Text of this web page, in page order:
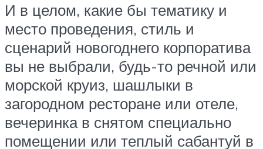
И в целом, какие бы тематику и
место проведения, стиль и
сценарий новогоднего корпоратива
вы не выбрали, будь-то речной или
морской круиз, шашлыки в
загородном ресторане или отеле,
вечеринка в снятом специально
помещении или теплый сабантуй в